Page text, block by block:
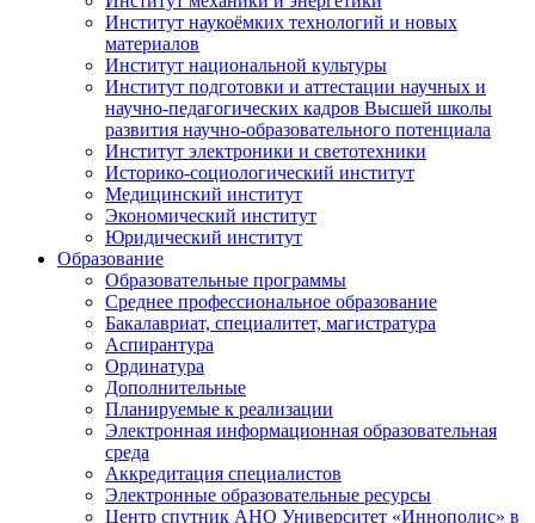
Институт наукоёмких технологий и новых
материалов
Институт национальной культуры
Институт подготовки и аттестации научных и
научно-педагогических кадров Высшей школы
развития научно-образовательного потенциала
Институт электроники и светотехники
Историко-социологический институт
Медицинский институт
Экономический институт
Юридический институт
Образование
Образовательные программы
Среднее профессиональное образование
Бакалавриат, специалитет, магистратура
Аспирантура
Ординатура
Дополнительные
Планируемые к реализации
Электронная информационная образовательная
среда
Аккредитация специалистов
Электронные образовательные ресурсы
Центр спутник АНО Университет «Иннополис» в